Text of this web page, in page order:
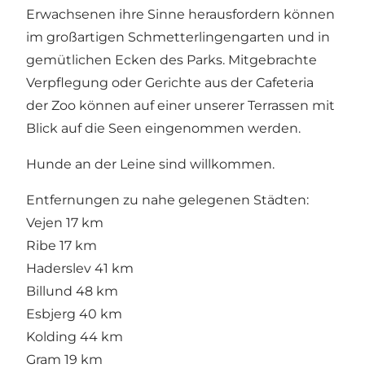
Erwachsenen ihre Sinne herausfordern können
im großartigen Schmetterlingengarten und in
gemütlichen Ecken des Parks. Mitgebrachte
Verpflegung oder Gerichte aus der Cafeteria
der Zoo können auf einer unserer Terrassen mit
Blick auf die Seen eingenommen werden.
Hunde an der Leine sind willkommen.
Entfernungen zu nahe gelegenen Städten:
Vejen 17 km
Ribe 17 km
Haderslev 41 km
Billund 48 km
Esbjerg 40 km
Kolding 44 km
Gram 19 km